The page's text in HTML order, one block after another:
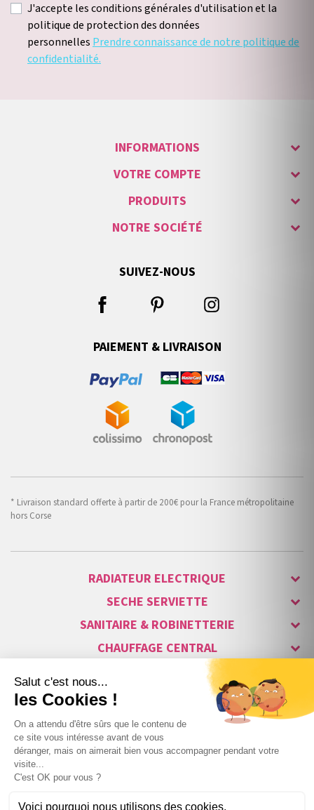
J'accepte les conditions générales d'utilisation et la
politique de protection des données
personnelles Prendre connaissance de notre politique de
confidentialité.
INFORMATIONS
VOTRE COMPTE
PRODUITS
NOTRE SOCIÉTÉ
SUIVEZ-NOUS
PAIEMENT & LIVRAISON
* Livraison standard offerte à partir de 200€ pour la France métropolitaine
hors Corse
RADIATEUR ELECTRIQUE
SECHE SERVIETTE
SANITAIRE & ROBINETTERIE
CHAUFFAGE CENTRAL
ALARME & SÉCURITÉ
MAISON CONNECTÉE
VISIOPHONE & INTERPHONE
LUMINAIRES & ECLAIRAGE